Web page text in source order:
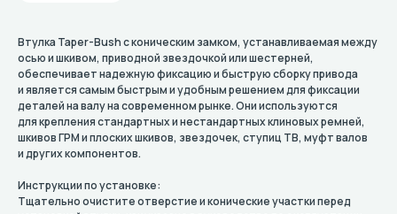
Втулка Taper-Bush с коническим замком, устанавливаемая между
осью и шкивом, приводной звездочкой или шестерней,
обеспечивает надежную фиксацию и быструю сборку привода
и является самым быстрым и удобным решением для фиксации
деталей на валу на современном рынке. Они используются
для крепления стандартных и нестандартных клиновых ремней,
шкивов ГРМ и плоских шкивов, звездочек, ступиц TB, муфт валов
и других компонентов.
Инструкции по установке:
Тщательно очистите отверстие и конические участки перед